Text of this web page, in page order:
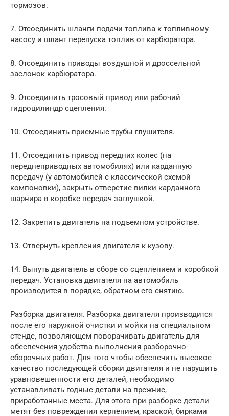
тормозов.
7. Отсоединить шланги подачи топлива к топливному
насосу и шланг перепуска топлив от карбюратора.
8. Отсоединить приводы воздушной и дроссельной
заслонок кар­бюратора.
9. Отсоединить тросовый привод или рабочий
гидроцилиндр сцеп­ления.
10. Отсоединить приемные трубы глушителя.
11. Отсоединить привод передних колес (на
переднеприводных авто­мобилях) или карданную
передачу (у автомобилей с классичес­кой схемой
компоновки), закрыть отверстие вилки карданного
шарнира в коробке передач заглушкой.
12. Закрепить двигатель на подъемном устройстве.
13. Отвернуть крепления двигателя к кузову.
14. Вынуть двигатель в сборе со сцеплением и коробкой
передач. Установка двигателя на автомобиль
производится в порядке, об­ратном его снятию.
Разборка двигателя. Разборка двигателя производится
после его наружной очистки и мойки на специальном
стенде, позволяющем поворачивать двигатель для
обеспечения удобства выполнения разборочно-
сборочных работ. Для того чтобы обеспечить высокое
каче­ство последующей сборки двигателя и не нарушить
уравновешенно­сти его деталей, необходимо
устанавливать годные детали на пре­жние,
приработанные места. Для этого при разборке детали
метят без повреждения кернением, краской, бирками